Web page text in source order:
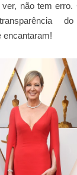
não tem erro.
encantaram!